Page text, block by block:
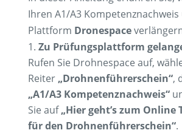
Ihren A1/A3
Plattform Dronespace
Zu Prüfungsplattform
Rufen Sie Drohnespace auf,
Reiter „Drohnenführerschein“,
„A1/A3 Kompetenznachweis“
Sie auf„Hier geht’s zum Online
für den Drohnenführerschein“.